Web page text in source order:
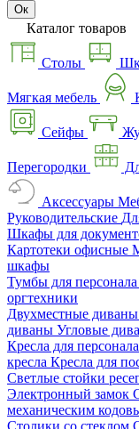
Ок
Каталог товаров
Столы
Мягкая мебель
Сейфы
Перегородки
Аксессуары
Руководительские
Шкафы для
Картотеки офисные
шкафы
Тумбы для персонала
оргтехники
Двухместные диваны
диваны Угловые
Кресла для персонала
кресла Кресла для
Светлые стойки
Электронный замок
механическим
Столики со стеклом